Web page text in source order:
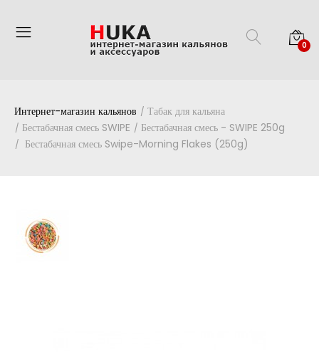
0
Интернет-магазин кальянов
Табак для кальяна
Бестабачная смесь SWIPE
Бестабачная смесь - SWIPE 250g
Бестабачная смесь Swipe-Morning Flakes (250g)